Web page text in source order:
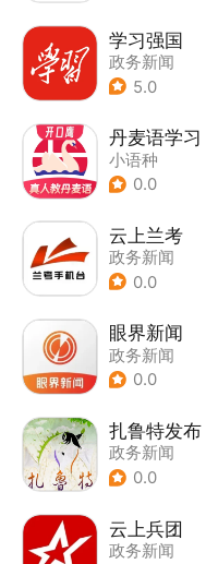
学习强国
政务新闻
5.0
丹麦语学习
小语种
0.0
云上兰考
政务新闻
0.0
眼界新闻
政务新闻
0.0
扎鲁特发布
政务新闻
0.0
云上兵团
政务新闻